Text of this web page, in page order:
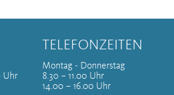
Uhr
TELEFONZEITEN
Montag - Donnerstag
8.30 – 11.00 Uhr
14.00 – 16.00 Uhr